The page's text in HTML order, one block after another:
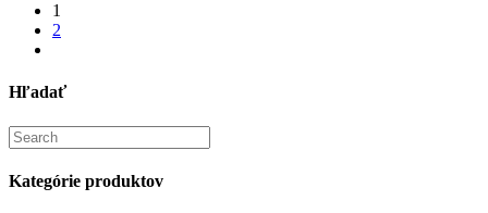
1
2
Hľadať
Search
for:
Kategórie produktov